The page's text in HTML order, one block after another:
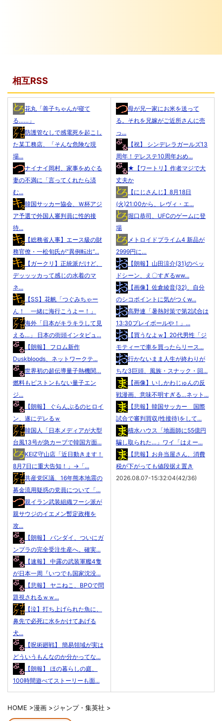
相互RSS
花丸「善子ちゃんが寝て
る……」
防護管なしで感電死を起こし
た某工務店、「そんな危険な現
場...
ナイナイ岡村、家事をめぐる
妻の不満に「言ってくれたら済
む...
韓国サッカー協会、Ｗ杯アジ
ア予選で外国人審判員に性的接
待...
【総務省人事】エース級の財
務官僚・一松旬氏が“異例転出”...
【ガークリ】正統派だけど、
デッッッカって感じの水着のマ
ネ...
【SS】花帆「つぐみちゃー
ん！ 一緒に海行こうよー！」
海外「日本がキラキラして見
える…」 日本の街頭インタビュ...
【朗報】 フロム新作
Duskbloods、ネットワークテ...
世界初の超伝導量子熱機関…
燃料もピストンもない量子エン
ジ...
【朗報】 ぐらんぶるのヒロイ
ン、遂にデレるｗ
韓国人「日本メディアが大型
台風13号が急カーブで韓国方面...
KEIZ守山店「近日動きます！
8月7日に重大告知！」→「...
共産党区議、16年熊本地震の
募金流用疑惑の党員について「...
親イラン武装組織フーシ派が
親サウジのイエメン暫定政権を
攻...
【朗報】 バンダイ、ついにガ
ンプラの完全受注生産へ。確実...
【速報】 中露の武装軍艦4隻
が日本一周『いつでも国家沈没...
【悲報】 ヤニねこ、BPOで問
題視されるｗｗ...
【泣】打ち上げられた魚に、
鼻先で必死に水をかけてあげる
犬...
【呪術廻戦】 簡易領域が実は
どういうもんなのか分かってな...
【朗報】 ほの暮らしの庭、
100時間遊べてストーリーも面...
母が兄一家にお米を送って
る。それを兄嫁がご近所さんに売
っ...
【祝】 シンデレラガールズ13
周年！デレステ10周年おめ...
★【ワートリ】作者マジで大
丈夫か
【にじさんじ】8月18日
(火)21:00から、レヴィ・エ...
堀口恭司、UFCのゲームに登
場
メトロイドプライム4 新品が
2999円に…
【朗報】山田涼介(31)のベッ
ドシーン、え〇すぎるww...
【画像】佐倉綾音(32)、自分
のシコポイントに気がつくw...
高野連「暑熱対策で第2試合は
13:30プレイボールや！」...
【買うなよｗ】20代男性「ジ
モティーで車を買ったらリース...
行かないまま人生が終わりが
ちな3巨頭、風族・スナック・回...
【画像】いしかわじゅんの反
戦漫画、意味不明すぎる…ネット...
【悲報】韓国サッカー 国際
試合で審判買収(性接待)をして...
積水ハウス「地面師に55億円
騙し取られた…」ワイ「はえー...
【悲報】お弁当屋さん、消費
税が下がっても値段据え置き
2026.08.07-15:32:04(42/36)
HOME >漫画 >ジャンプ・集英社 >